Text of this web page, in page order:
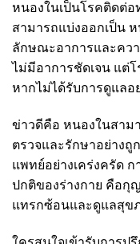
หนองในเป็นโรคติดต่
สามารถแบ่งออกเป็น
ลักษณะอาการและคว
ไม่มีอาการชัดเจน แต่
หากไม่ได้รับการดูแลอ
ข่าวดีคือ หนองในสาม
ตรวจและรักษาอย่าง
แพทย์อย่างเคร่งครัด
ปกติของร่างกาย คือกุ
แทรกซ้อนและดูแลสุข